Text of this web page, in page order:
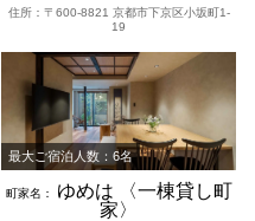
住所：〒600-8821 京都市下京区小坂町1-
19
最大ご宿泊人数：6名
町家名：
ゆめは 〈一棟貸し町
家〉